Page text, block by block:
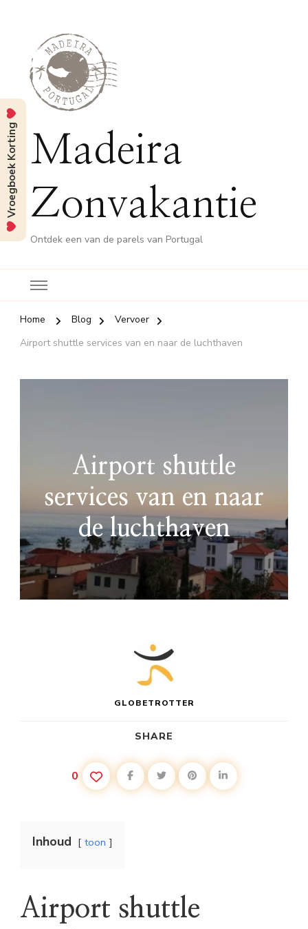
Madeira
Zonvakantie
Ontdek een van de parels van Portugal
Home Blog
Vervoer
Airport shuttle services van en naar de luchthaven
Airport shuttle
services van en naar
de luchthaven
GLOBETROTTER
SHARE
0
Inhoud toon
Airport shuttle
Vroegboek Korting